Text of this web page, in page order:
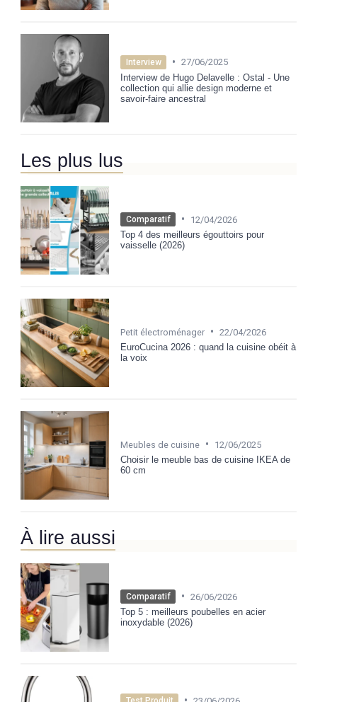
Interview • 27/06/2025
Interview de Hugo Delavelle : Ostal - Une
collection qui allie design moderne et
savoir-faire ancestral
Les plus lus
Comparatif •
12/04/2026
Top 4 des meilleurs égouttoirs pour
vaisselle (2026)
Petit électroménager • 22/04/2026
EuroCucina 2026 : quand la cuisine obéit à
la voix
Meubles de cuisine •
12/06/2025
Choisir le meuble bas de cuisine IKEA de
60 cm
À lire aussi
Comparatif • 26/06/2026
Top 5 : meilleurs poubelles en acier
inoxydable (2026)